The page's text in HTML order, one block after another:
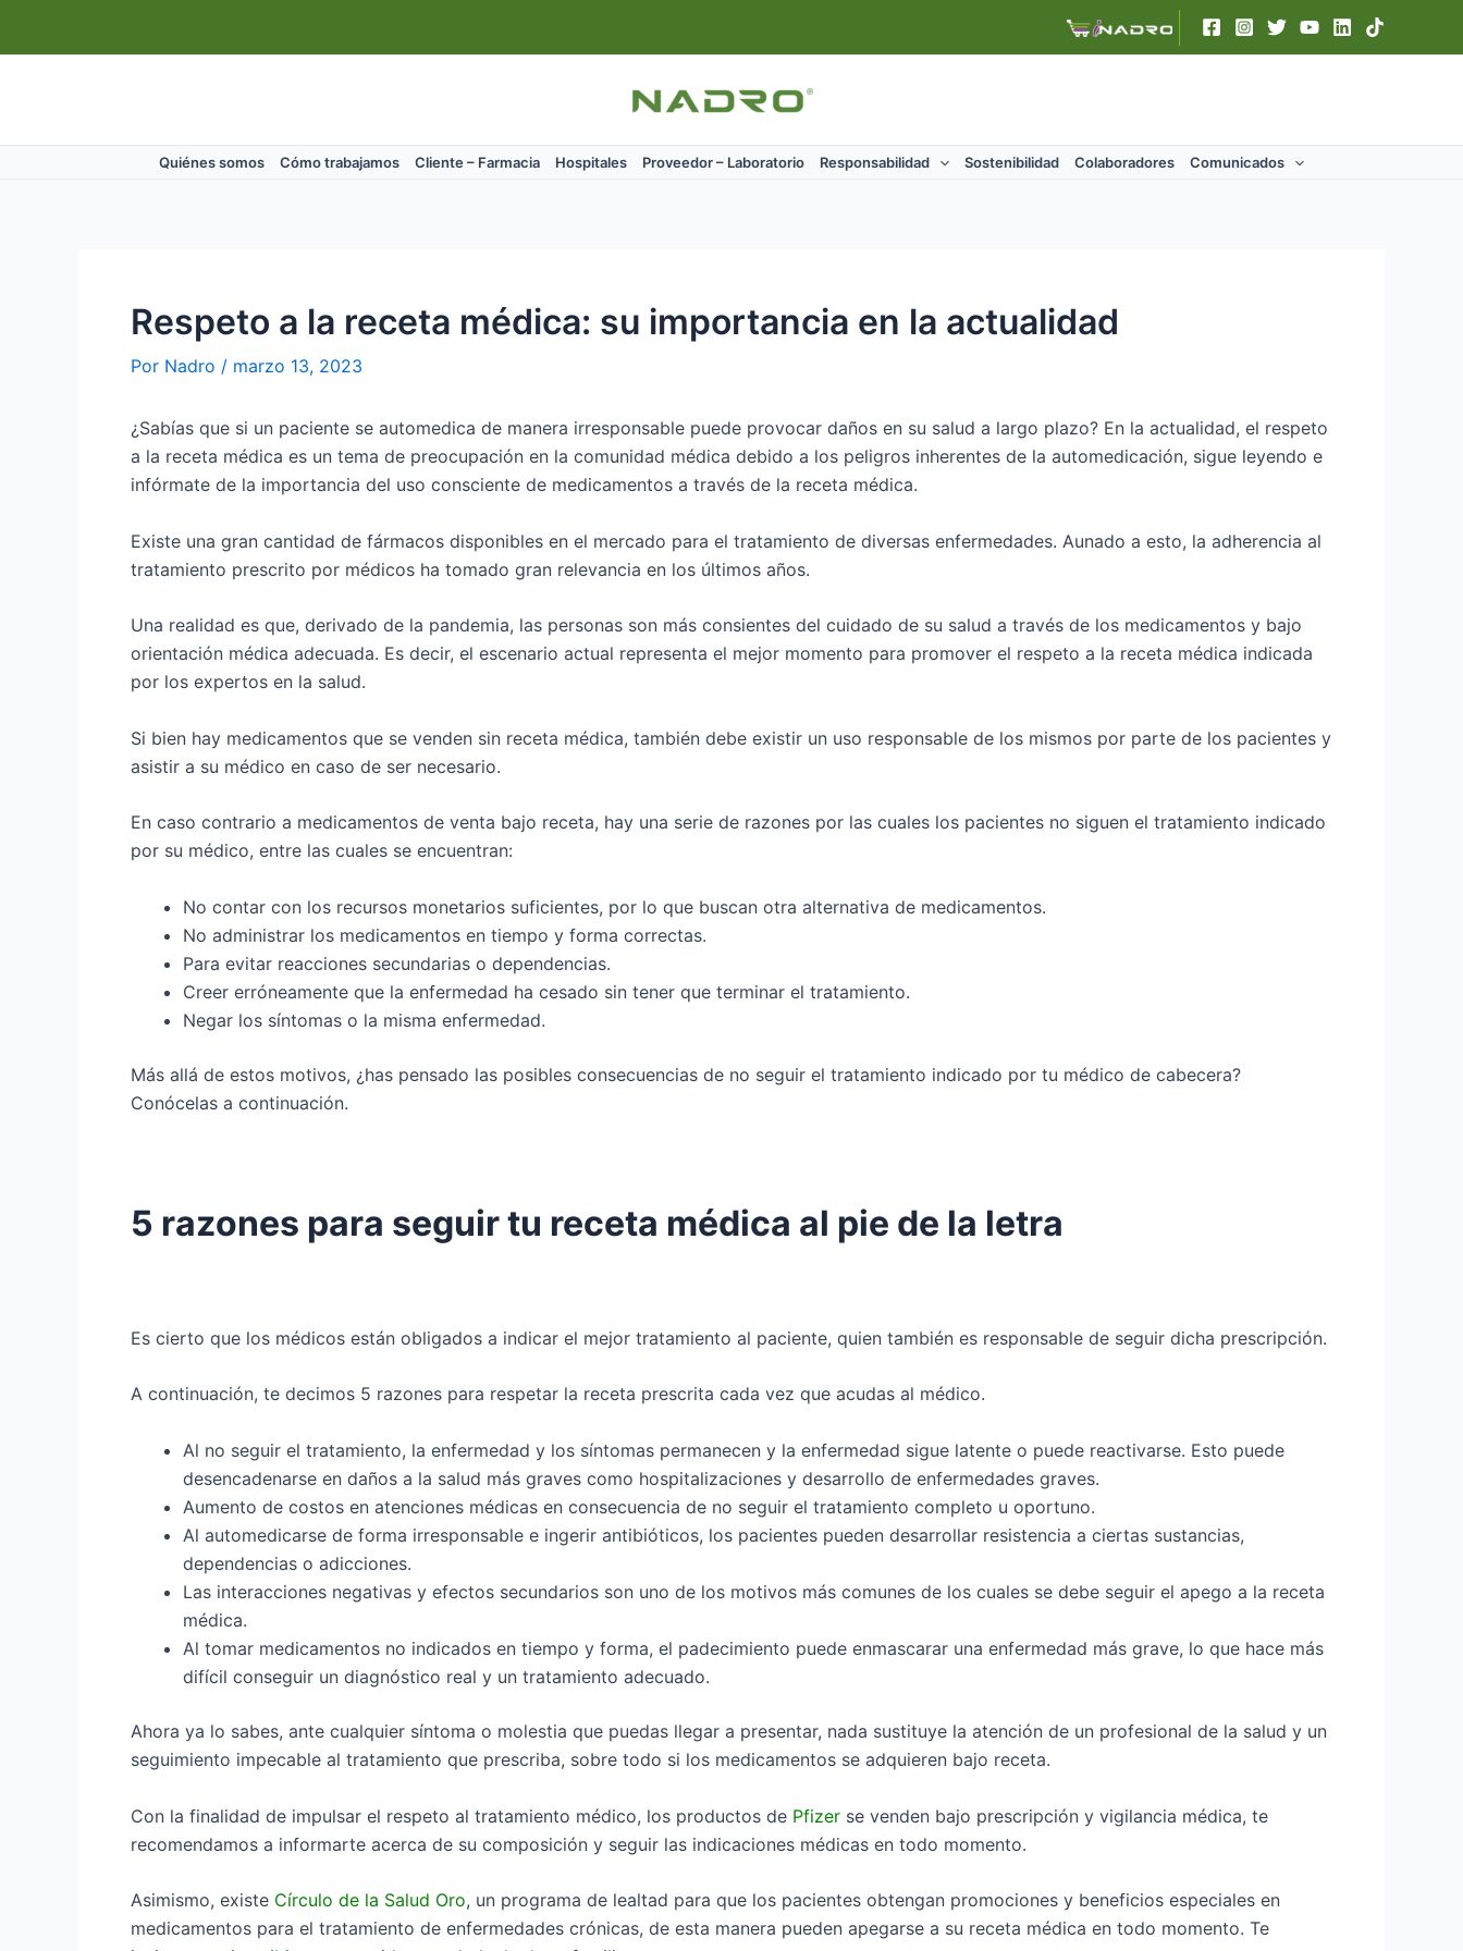
Quiénes somos Cómo trabajamos Cliente – Farmacia Hospitales Proveedor – Laboratorio Responsabilidad Sostenibilidad Colaboradores Comunicados
Respeto a la receta médica: su importancia en la actualidad
Por Nadro / marzo 13, 2023
¿Sabías que si un paciente se automedica de manera irresponsable puede provocar daños en su salud a largo plazo? En la actualidad, el respeto
a la receta médica es un tema de preocupación en la comunidad médica debido a los peligros inherentes de la automedicación, sigue leyendo e
infórmate de la importancia del uso consciente de medicamentos a través de la receta médica.
Existe una gran cantidad de fármacos disponibles en el mercado para el tratamiento de diversas enfermedades. Aunado a esto, la adherencia al
tratamiento prescrito por médicos ha tomado gran relevancia en los últimos años.
Una realidad es que, derivado de la pandemia, las personas son más consientes del cuidado de su salud a través de los medicamentos y bajo
orientación médica adecuada. Es decir, el escenario actual representa el mejor momento para promover el respeto a la receta médica indicada
por los expertos en la salud.
Si bien hay medicamentos que se venden sin receta médica, también debe existir un uso responsable de los mismos por parte de los pacientes y
asistir a su médico en caso de ser necesario.
En caso contrario a medicamentos de venta bajo receta, hay una serie de razones por las cuales los pacientes no siguen el tratamiento indicado
por su médico, entre las cuales se encuentran:
No contar con los recursos monetarios suficientes, por lo que buscan otra alternativa de medicamentos.
No administrar los medicamentos en tiempo y forma correctas.
Para evitar reacciones secundarias o dependencias.
Creer erróneamente que la enfermedad ha cesado sin tener que terminar el tratamiento.
Negar los síntomas o la misma enfermedad.
Más allá de estos motivos, ¿has pensado las posibles consecuencias de no seguir el tratamiento indicado por tu médico de cabecera?
Conócelas a continuación.
5 razones para seguir tu receta médica al pie de la letra
Es cierto que los médicos están obligados a indicar el mejor tratamiento al paciente, quien también es responsable de seguir dicha prescripción.
A continuación, te decimos 5 razones para respetar la receta prescrita cada vez que acudas al médico.
Al no seguir el tratamiento, la enfermedad y los síntomas permanecen y la enfermedad sigue latente o puede reactivarse. Esto puede
desencadenarse en daños a la salud más graves como hospitalizaciones y desarrollo de enfermedades graves.
Aumento de costos en atenciones médicas en consecuencia de no seguir el tratamiento completo u oportuno.
Al automedicarse de forma irresponsable e ingerir antibióticos, los pacientes pueden desarrollar resistencia a ciertas sustancias,
dependencias o adicciones.
Las interacciones negativas y efectos secundarios son uno de los motivos más comunes de los cuales se debe seguir el apego a la receta
médica.
Al tomar medicamentos no indicados en tiempo y forma, el padecimiento puede enmascarar una enfermedad más grave, lo que hace más
difícil conseguir un diagnóstico real y un tratamiento adecuado.
Ahora ya lo sabes, ante cualquier síntoma o molestia que puedas llegar a presentar, nada sustituye la atención de un profesional de la salud y un
seguimiento impecable al tratamiento que prescriba, sobre todo si los medicamentos se adquieren bajo receta.
Con la finalidad de impulsar el respeto al tratamiento médico, los productos de Pfizer se venden bajo prescripción y vigilancia médica, te
recomendamos a informarte acerca de su composición y seguir las indicaciones médicas en todo momento.
Asimismo, existe Círculo de la Salud Oro, un programa de lealtad para que los pacientes obtengan promociones y beneficios especiales en
medicamentos para el tratamiento de enfermedades crónicas, de esta manera pueden apegarse a su receta médica en todo momento. Te